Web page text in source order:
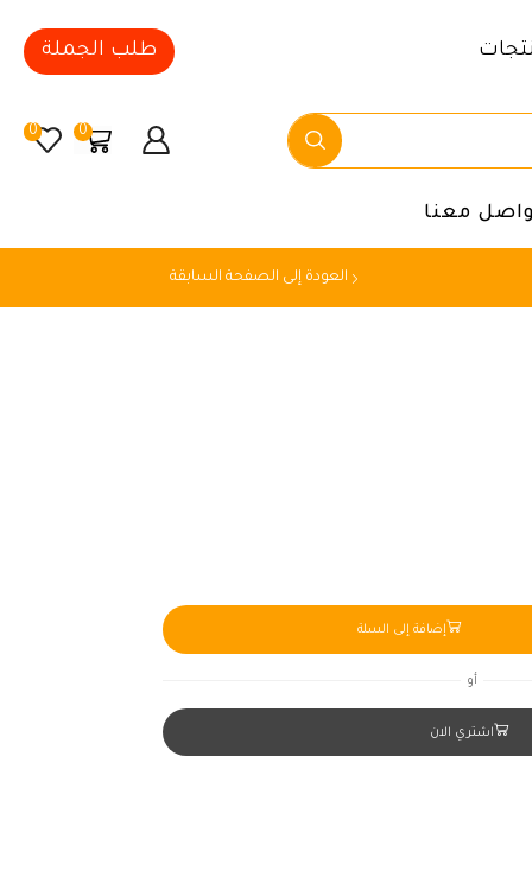
طلب الجملة
0
0
معنا
العودة إلى الصفحة السابقة
إضافة إلى السلة
أو
اشتري الان